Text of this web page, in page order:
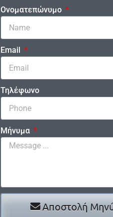
Ονοματεπώνυμο
Email
Τηλέφωνο
Μήνυμα
Αποστολή